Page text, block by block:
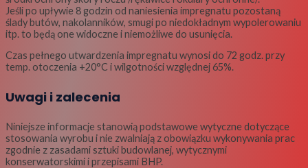
Jeśli po upływie 8 godzin od naniesienia impregnatu pozostaną
ślady butów, nakolanników, smugi po niedokładnym wypolerowaniu
itp. to będą one widoczne i niemożliwe do usunięcia.
Czas pełnego utwardzenia impregnatu wynosi do 72 godz. przy
temp. otoczenia +20°C i wilgotności względnej 65%.
Uwagi i zalecenia
Niniejsze informacje stanowią podstawowe wytyczne dotyczące
stosowania wyrobu i nie zwalniają z obowiązku wykonywania prac
zgodnie z zasadami sztuki budowlanej, wytycznymi
konserwatorskimi i przepisami BHP.